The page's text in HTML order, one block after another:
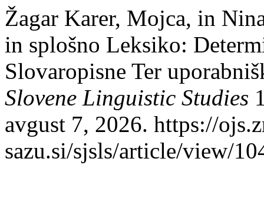
Žagar Karer, Mojca, in
in splošno Leksiko:
Slovaropisne Ter
Slovene Linguistic Studies
avgust 7, 2026. https://
sazu.si/sjsls/article/view/